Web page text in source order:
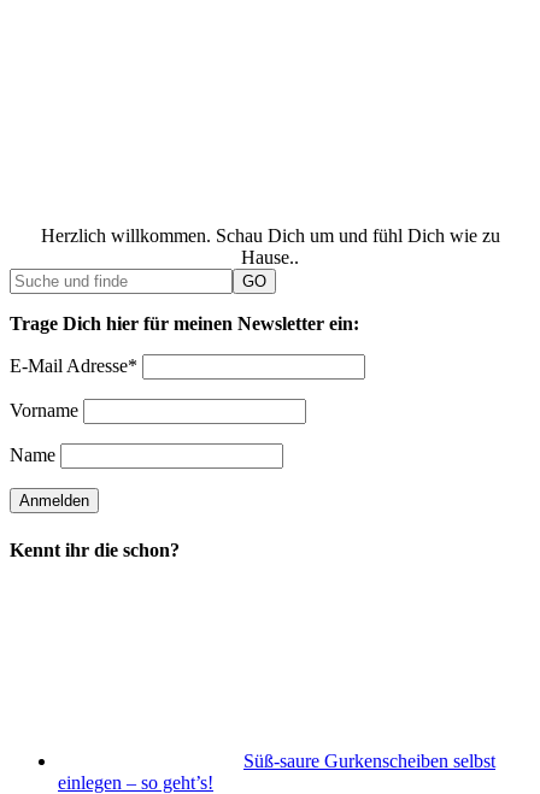
Herzlich willkommen. Schau Dich um und fühl Dich wie zu
Hause..
Trage Dich hier für meinen Newsletter ein:
E-Mail Adresse*
Vorname
Name
Kennt ihr die schon?
Süß-saure Gurkenscheiben selbst
einlegen – so geht’s!